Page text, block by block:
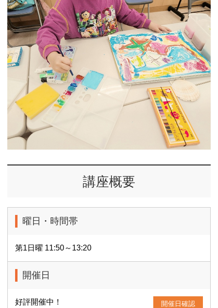
講座概要
曜日・時間帯
第1日曜 11:50～13:20
開催日
好評開催中！ 開催日確認